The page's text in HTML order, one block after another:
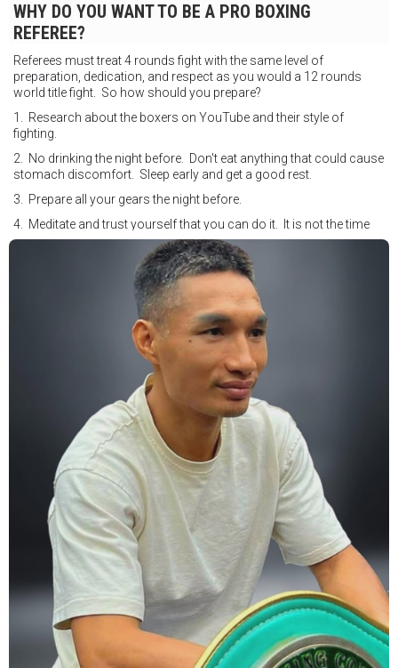
WHY DO YOU WANT TO BE A PRO BOXING
REFEREE?
Referees must treat 4 rounds fight with the same level of
preparation, dedication, and respect as you would a 12 rounds
world title fight. So how should you prepare?
1. Research about the boxers on YouTube and their style of
fighting.
2. No drinking the night before. Don't eat anything that could cause
stomach discomfort. Sleep early and get a good rest.
3. Prepare all your gears the night before.
4. Meditate and trust yourself that you can do it. It is not the time
for self doubt.
5. Conduct yourself as if you are on the world stage for a world
championship fight. Remeber that everyone is watching.
6. It's ok to make a mistake but its not okay to hesitate. When you
make a call, make it loud and clear.
Know that it is not about you. It's about ensuring the safety and the
fairness for the boxers who put their lives in the ring. At the end,
what Tony Weeks said during the Referee training seminar
encapsulates it well. "You do it for the love and respect of the
#professionalboxing
#proboxingreferee
#Tonyweeks